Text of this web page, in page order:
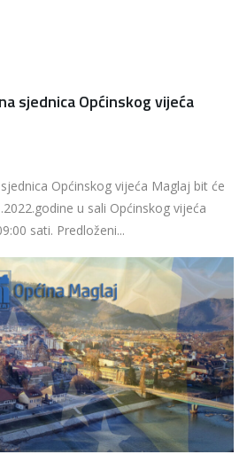
sjednica Općinskog vijeća
Općinskog vijeća Maglaj bit će
u sali Općinskog vijeća
sati. Predloženi...